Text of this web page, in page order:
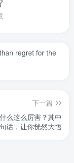
regret for the
下一篇
么这么厉害？其中
话，让你恍然大悟